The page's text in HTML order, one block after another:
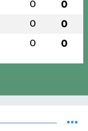
0 0
0 0
0 0